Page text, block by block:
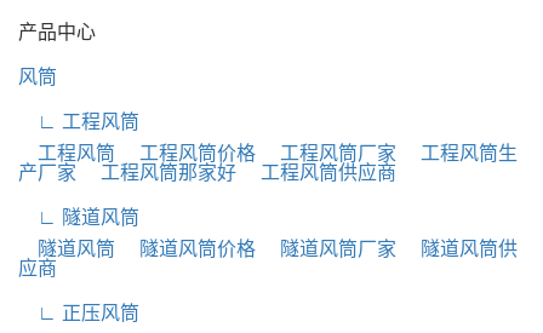
产品中心
风筒
∟ 工程风筒
工程风筒
工程风筒价格 工程风筒厂家
工程风筒生
产厂家
工程风筒那家好 工程风筒供应商
∟ 隧道风筒
隧道风筒
隧道风筒价格 隧道风筒厂家
隧道风筒供
应商
∟ 正压风筒